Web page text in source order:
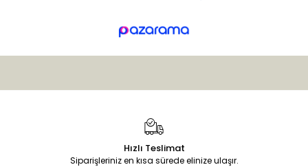
Hızlı Teslimat
Siparişleriniz en kısa sürede elinize ulaşır.